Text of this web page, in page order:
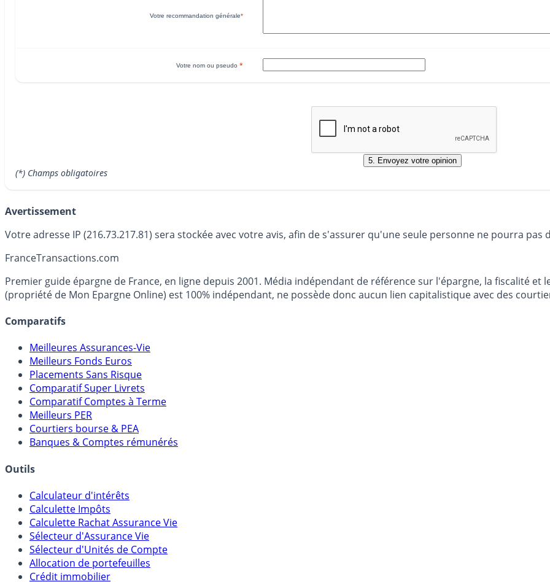
Votre recommandation générale*
Votre nom ou pseudo *
(*) Champs obligatoires
Avertissement
Votre adresse IP (216.73.217.81) sera stockée avec votre avis, afin de s'assurer qu'une seule personne ne pourra
FranceTransactions.com
Premier guide épargne de France, en ligne depuis 2001. Média indépendant de référence sur l'épargne, la fiscalité
(propriété de Mon Epargne Online) est 100% indépendant, ne possède donc aucun lien capitalistique avec des
Comparatifs
Meilleures Assurances-Vie
Meilleurs Fonds Euros
Placements Sans Risque
Comparatif Super Livrets
Comparatif Comptes à Terme
Meilleurs PER
Courtiers bourse & PEA
Banques & Comptes rémunérés
Outils
Calculateur d'intérêts
Calculette Impôts
Calculette Rachat Assurance Vie
Sélecteur d'Assurance Vie
Sélecteur d'Unités de Compte
Allocation de portefeuilles
Crédit immobilier